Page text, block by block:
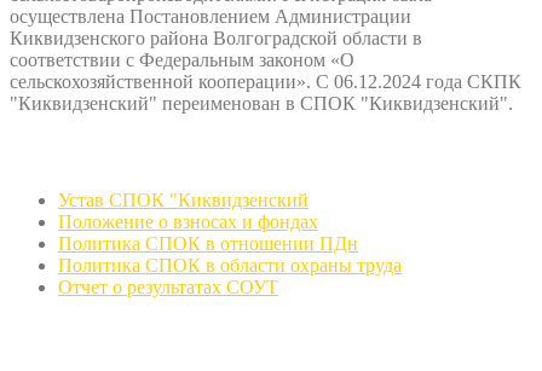
осуществлена Постановлением Администрации
Киквидзенского района Волгоградской области в
соответствии с Федеральным законом «О
сельскохозяйственной кооперации». С 06.12.2024 года СКПК
"Киквидзенский" переименован в СПОК "Киквидзенский".
Устав СПОК "Киквидзенский
Положение о взносах и фондах
Политика СПОК в отношении ПДн
Политика СПОК в области охраны труда
Отчет о результатах СОУТ